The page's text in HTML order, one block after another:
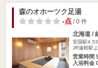
森のオホーツク足湯
-点/ 0 件
北海道 /
安国駅
JR遠軽駅
営業時間
入浴料金